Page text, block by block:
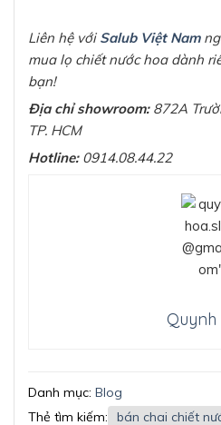
Liên hệ với Salub Việt Nam
mua lọ chiết nước hoa dành
bạn!
Địa chỉ showroom: 872A
TP. HCM
Hotline:0914.08.44.22
Quynh
Danh mục: Blog
Thẻ tìm kiếm:
bán chai chiết